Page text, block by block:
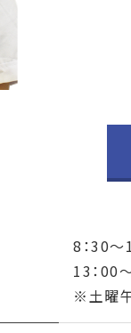
8：30～
13：00
※土曜午